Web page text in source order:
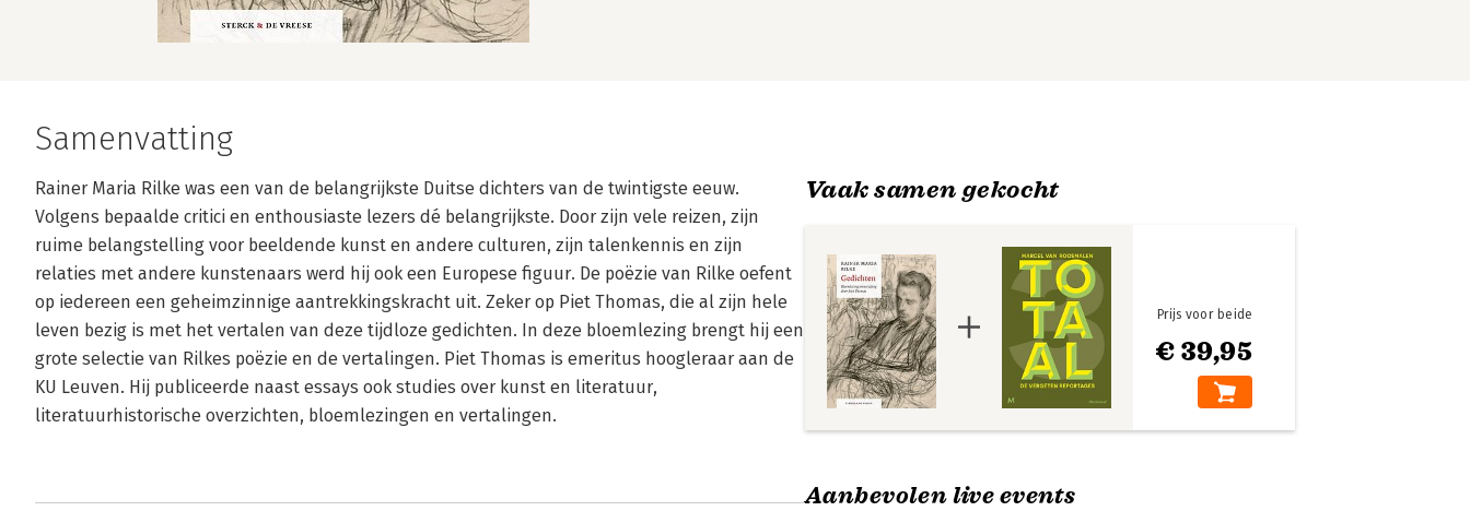
Samenvatting
Rainer Maria Rilke was een van de belangrijkste Duitse dichters van de twintigste eeuw.
Volgens bepaalde critici en enthousiaste lezers dé belangrijkste. Door zijn vele reizen, zijn
ruime belangstelling voor beeldende kunst en andere culturen, zijn talenkennis en zijn
relaties met andere kunstenaars werd hij ook een Europese figuur. De poëzie van Rilke oefent
op iedereen een geheimzinnige aantrekkingskracht uit. Zeker op Piet Thomas, die al zijn hele
leven bezig is met het vertalen van deze tijdloze gedichten. In deze bloemlezing brengt hij een
grote selectie van Rilkes poëzie en de vertalingen. Piet Thomas is emeritus hoogleraar aan de
KU Leuven. Hij publiceerde naast essays ook studies over kunst en literatuur,
literatuurhistorische overzichten, bloemlezingen en vertalingen.
Vaak samen gekocht
€ 39,95
Prijs voor beide
Aanbevolen live events